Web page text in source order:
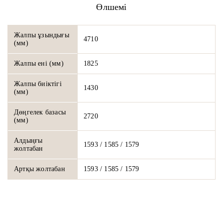
Өлшемі
Жалпы ұзындығы
(мм)
4710
Жалпы ені (мм) 1825
Жалпы биіктігі
(мм)
1430
Дөңгелек базасы
(мм)
2720
Алдыңғы
жолтабан
1593 / 1585 / 1579
Артқы жолтабан 1593 / 1585 / 1579